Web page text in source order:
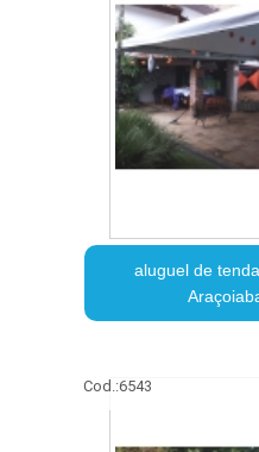
aluguel de
Cod.:6543